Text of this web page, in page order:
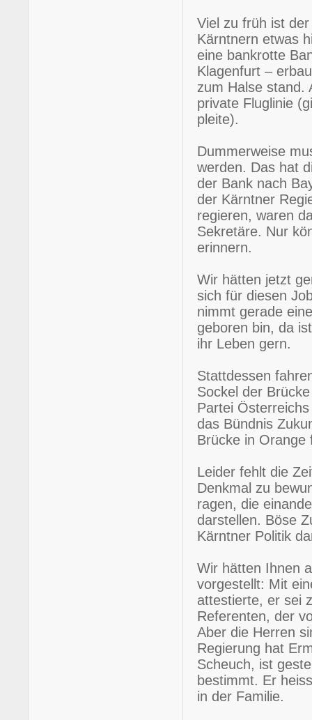
Viel zu früh ist
Kärntnern etwas
eine bankrotte
Klagenfurt –
zum Halse stand.
private Fluglinie
pleite).
Dummerweise
werden. Das hat
der Bank nach
der Kärntner
regieren, waren
Sekretäre. Nur
erinnern.
Wir hätten jetzt
sich für diesen
nimmt gerade
geboren bin, da
ihr Leben gern.
Stattdessen
Sockel der
Partei
das Bündnis
Brücke in Orange
Leider fehlt die
Denkmal zu
ragen, die
darstellen. Böse
Kärntner Politik
Wir hätten Ihnen
vorgestellt: Mit
attestierte, er sei
Referenten, der
Aber die Herren
Regierung hat
Scheuch, ist
bestimmt. Er
in der Familie.